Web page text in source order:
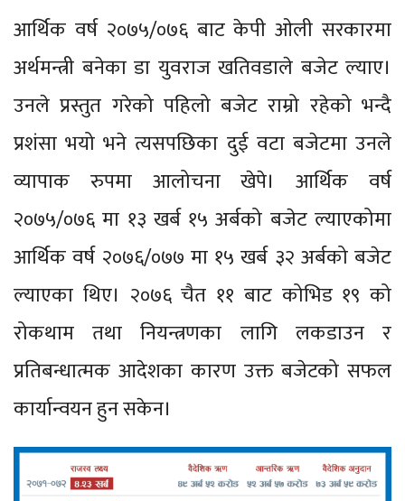
आर्थिक वर्ष २०७५/०७६ बाट केपी ओली सरकारमा
अर्थमन्त्री बनेका डा युवराज खतिवडाले बजेट ल्याए।
उनले प्रस्तुत गरेको पहिलो बजेट राम्रो रहेको भन्दै
प्रशंसा भयो भने त्यसपछिका दुई वटा बजेटमा उनले
व्यापाक रुपमा आलोचना खेपे। आर्थिक वर्ष
२०७५/०७६ मा १३ खर्ब १५ अर्बको बजेट ल्याएकोमा
आर्थिक वर्ष २०७६/०७७ मा १५ खर्ब ३२ अर्बको बजेट
ल्याएका थिए। २०७६ चैत ११ बाट कोभिड १९ को
रोकथाम तथा नियन्त्रणका लागि लकडाउन र
प्रतिबन्धात्मक आदेशका कारण उक्त बजेटको सफल
कार्यान्वयन हुन सकेन।